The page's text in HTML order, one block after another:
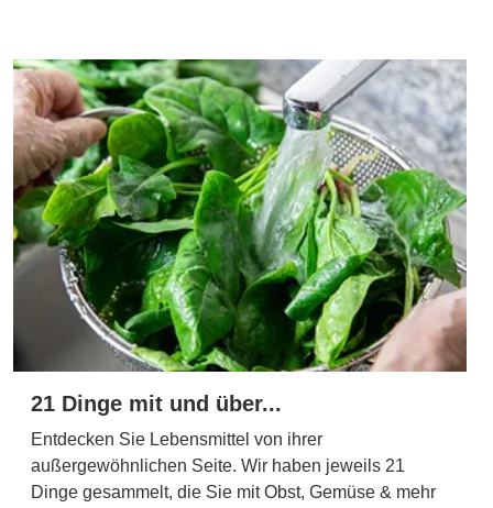
21 Dinge mit und über...
Entdecken Sie Lebensmittel von ihrer
außergewöhnlichen Seite. Wir haben jeweils 21
Dinge gesammelt, die Sie mit Obst, Gemüse & mehr